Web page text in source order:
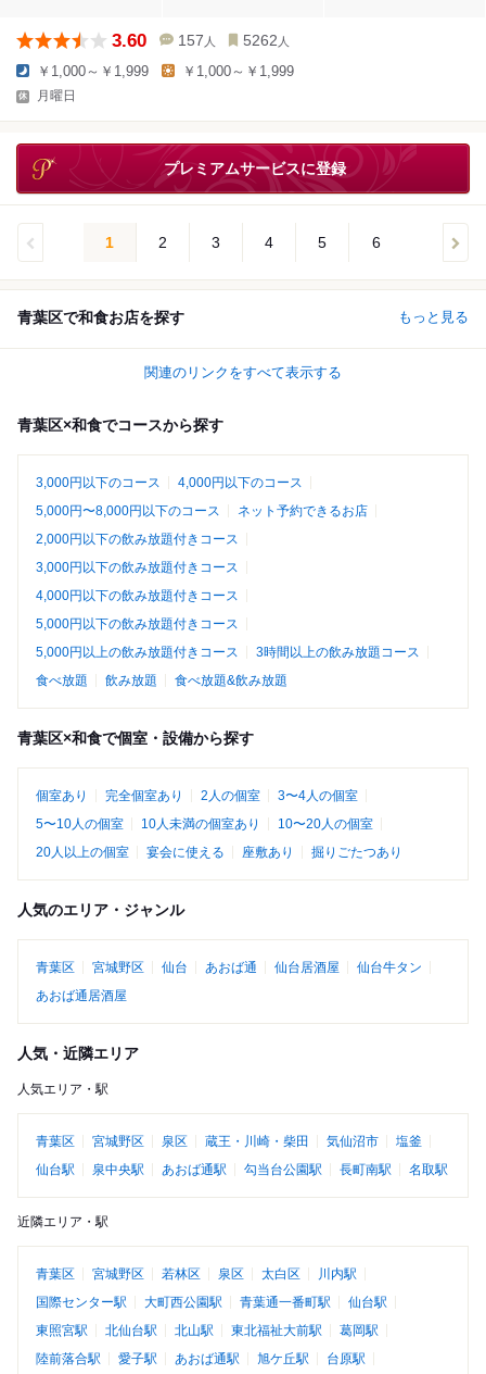
3.60 157 人 5262 人
￥1,000～￥1,999 ￥1,000～￥1,999
月曜日
プレミアムサービスに登録
1 2 3 4 5 6
青葉区で和食お店を探す もっと見る
関連のリンクをすべて表示する
青葉区×和食でコースから探す
3,000円以下のコース
4,000円以下のコース
5,000円〜8,000円以下のコース
ネット予約できるお店
2,000円以下の飲み放題付きコース
3,000円以下の飲み放題付きコース
4,000円以下の飲み放題付きコース
5,000円以下の飲み放題付きコース
5,000円以上の飲み放題付きコース
3時間以上の飲み放題コース
食べ放題
飲み放題 食べ放題&飲み放題
青葉区×和食で個室・設備から探す
個室あり 完全個室あり 2人の個室
3〜4人の個室
5〜10人の個室
10人未満の個室あり
10〜20人の個室
20人以上の個室
宴会に使える 座敷あり 掘りごたつあり
人気のエリア・ジャンル
青葉区 宮城野区 仙台 あおば通 仙台居酒屋
仙台牛タン
あおば通居酒屋
人気・近隣エリア
人気エリア・駅
青葉区 宮城野区 泉区 蔵王・川崎・柴田 気仙沼市
塩釜
仙台駅
泉中央駅 あおば通駅 勾当台公園駅 長町南駅 名取駅
近隣エリア・駅
青葉区 宮城野区 若林区 泉区 太白区
川内駅
国際センター駅
大町西公園駅 青葉通一番町駅
仙台駅
東照宮駅
北仙台駅 北山駅 東北福祉大前駅
葛岡駅
陸前落合駅
愛子駅 あおば通駅 旭ケ丘駅
台原駅